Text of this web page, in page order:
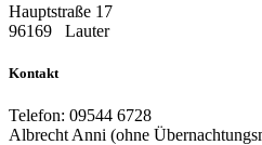
Hauptstraße 17
96169
Lauter
Kontakt
Telefon: 09544 6728
Albrecht Anni (ohne